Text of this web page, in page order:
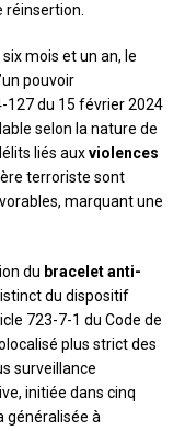
réinsertion.
mois et un an, le
pouvoir
127 du 15 février 2024
selon la nature de
liés auxviolences
terroriste sont
marquant une
du bracelet anti-
du dispositif
723-7-1 du Code de
plus strict des
surveillance
initiée dans cinq
généralisée à